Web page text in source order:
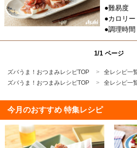
●難易度
●カロリー
●調理時間
1/1 ページ
ズバうま！おつまみレシピTOP 全レシピ一
ズバうま！おつまみレシピTOP
全レシピ一
今月のおすすめ 特集レシピ